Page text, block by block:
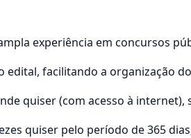
experiência em concursos
edital, facilitando a organização
quiser (com acesso à
quiser pelo período de 365